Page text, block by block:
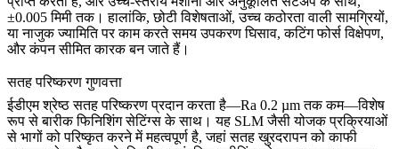
±0.005 मिमी तक। हालांकि, छोटी विशेषताओं, उच्च कठोरता वाली सामग्रियों,
या नाजुक ज्यामिति पर काम करते समय उपकरण घिसाव, कटिंग फोर्स विक्षेपण,
और कंपन सीमित कारक बन जाते हैं।
सतह परिष्करण गुणवत्ता
ईडीएम श्रेष्ठ सतह परिष्करण प्रदान करता है—Ra 0.2 µm तक कम—विशेष
रूप से बारीक फिनिशिंग सेटिंग्स के साथ। यह SLMजैसी योजक प्रक्रियाओं
से भागों को परिष्कृत करने में महत्वपूर्ण है, जहां सतह खुरदरापन को काफी